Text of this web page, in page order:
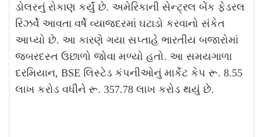
ડોલરનું રોકાણ કર્યું છે. અમેરિકાની સેન્ટ્રલ બેંક ફેડરલ
રિઝર્વે આવતા વર્ષે વ્યાજદરમાં ઘટાડો કરવાનો સંકેત
આપ્યો છે. આ કારણે ગયા સપ્તાહે ભારતીય બજારોમાં
જબરદસ્ત ઉછાળો જોવા મળ્યો હતો. આ સમયગાળા
દરમિયાન, BSE લિસ્ટેડ કંપનીઓનું માર્કેટ કેપ રૂ. 8.55
લાખ કરોડ વધીને રૂ. 357.78 લાખ કરોડ થયું છે.